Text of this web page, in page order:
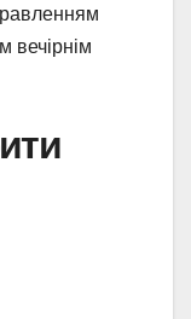
вечірнім